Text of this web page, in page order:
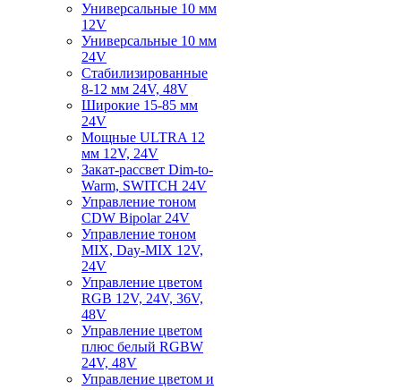
Универсальные 10 мм
12V
Универсальные 10 мм
24V
Стабилизированные
8-12 мм 24V, 48V
Широкие 15-85 мм
24V
Мощные ULTRA 12
мм 12V, 24V
Закат-рассвет Dim-to-
Warm, SWITCH 24V
Управление тоном
CDW Bipolar 24V
Управление тоном
MIX, Day-MIX 12V,
24V
Управление цветом
RGB 12V, 24V, 36V,
48V
Управление цветом
плюс белый RGBW
24V, 48V
Управление цветом и